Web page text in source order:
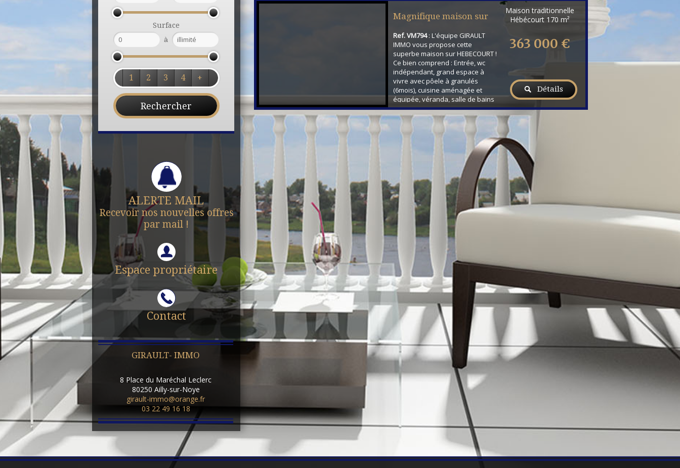
Surface
à
1 2 3 4 +
ALERTE MAIL
Recevoir nos nouvelles offres
par mail !
Espace propriétaire
Contact
GIRAULT- IMMO
8 Place du Maréchal Leclerc
80250 Ailly-sur-Noye
girault-immo@orange.fr
03 22 49 16 18
Magnifique maison sur
HEBECOURT !
Ref. VM794: L'équipe GIRAULT
IMMO vous propose cette
superbe maison sur HEBECOURT !
Ce bien comprend : Entrée, wc
indépendant, grand espace à
vivre avec pôele à granulés
(6mois), cuisine aménagée et
équipée, véranda, salle de bains
avec wc, buanderie. Au 1er étage
: Palier, 3 chambres, bureau, salle
de bains avec wc. Vous disposez
aussi d'un garage. Le tout sur un
terrain clos et arboré ! Les +...
Maison traditionnelle
Hébécourt 170 m²
363 000 €
Détails